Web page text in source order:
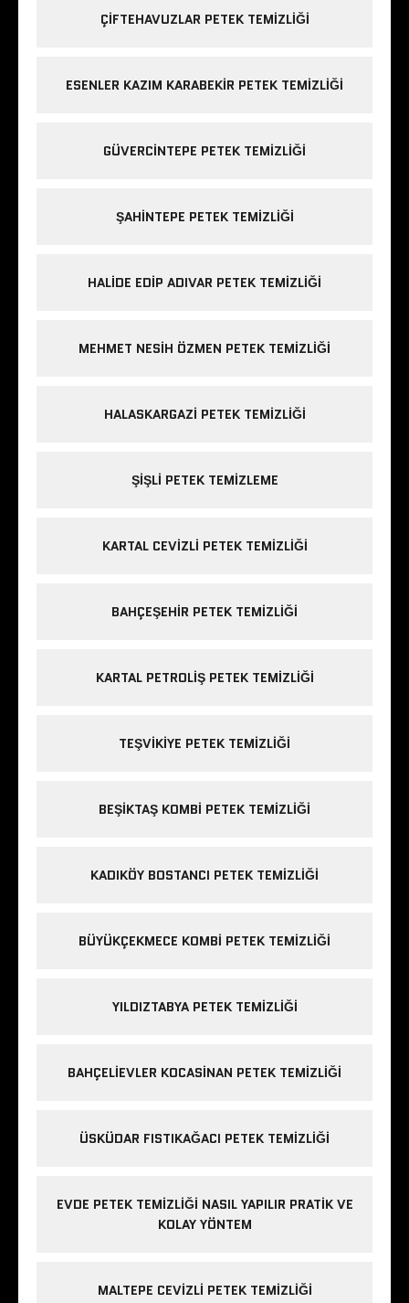
ÇIFTEHAVUZLAR PETEK TEMIZLIĞI
ESENLER KAZIM KARABEKIR PETEK TEMIZLIĞI
GÜVERCINTEPE PETEK TEMIZLIĞI
ŞAHINTEPE PETEK TEMIZLIĞI
HALIDE EDIP ADIVAR PETEK TEMIZLIĞI
MEHMET NESIH ÖZMEN PETEK TEMIZLIĞI
HALASKARGAZI PETEK TEMIZLIĞI
ŞIŞLI PETEK TEMIZLEME
KARTAL CEVIZLI PETEK TEMIZLIĞI
BAHÇEŞEHIR PETEK TEMIZLIĞI
KARTAL PETROLIŞ PETEK TEMIZLIĞI
TEŞVIKIYE PETEK TEMIZLIĞI
BEŞIKTAŞ KOMBI PETEK TEMIZLIĞI
KADIKÖY BOSTANCI PETEK TEMIZLIĞI
BÜYÜKÇEKMECE KOMBI PETEK TEMIZLIĞI
YILDIZTABYA PETEK TEMIZLIĞI
BAHÇELIEVLER KOCASINAN PETEK TEMIZLIĞI
ÜSKÜDAR FISTIKAĞACI PETEK TEMIZLIĞI
EVDE PETEK TEMIZLIĞI NASIL YAPILIR PRATIK VE
KOLAY YÖNTEM
MALTEPE CEVIZLI PETEK TEMIZLIĞI